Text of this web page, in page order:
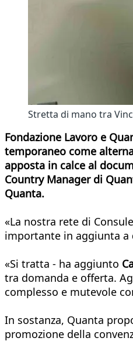
Stretta di mano tra
Fondazione Lavoro e
temporaneo come
apposta in calce al
Country Manager di
Quanta.
«La nostra rete di
importante in aggiunta a
«Si tratta - ha aggiunto
tra domanda e offerta.
complesso e mutevole
In sostanza, Quanta
promozione della